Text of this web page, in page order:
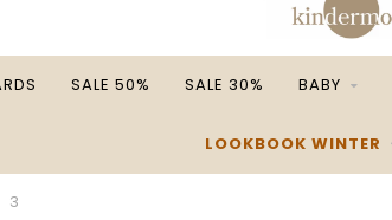
SALE 50% SALE 30% BABY
LOOKBOOK WINTER
3